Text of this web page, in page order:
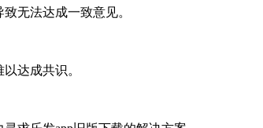
无法达成一致意见。
达成共识。